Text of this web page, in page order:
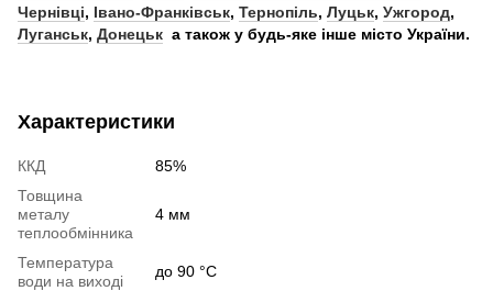
Чернівці, Івано-Франківськ, Тернопіль, Луцьк, Ужгород,
Луганськ, Донецьк а також у будь-яке інше місто України.
Характеристики
ККД
85%
Товщина
металу
теплообмінника
4 мм
Температура
води на виході
до 90 °C